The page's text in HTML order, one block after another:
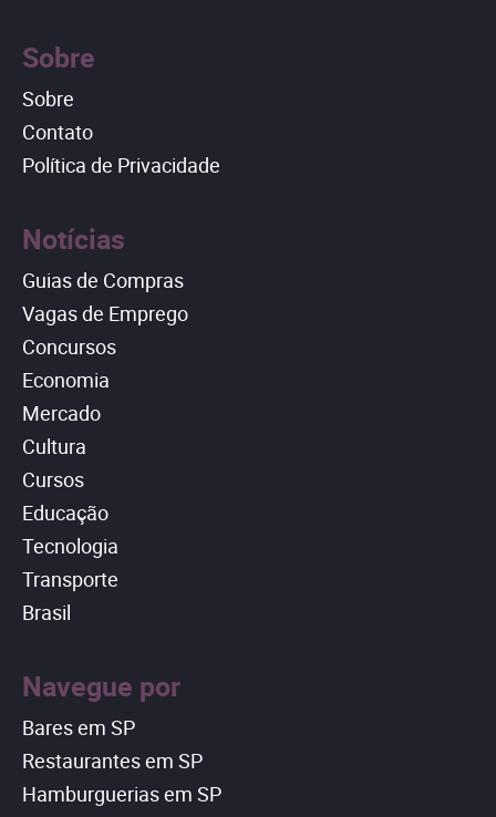
Sobre
Sobre
Contato
Política de Privacidade
Notícias
Guias de Compras
Vagas de Emprego
Concursos
Economia
Mercado
Cultura
Cursos
Educação
Tecnologia
Transporte
Brasil
Navegue por
Bares em SP
Restaurantes em SP
Hamburguerias em SP